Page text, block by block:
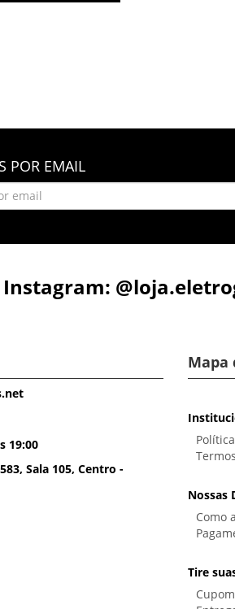
POR EMAIL
Instagram:
19:00
Sala 105, Centro -
Mapa
Nossas
Como
Tire